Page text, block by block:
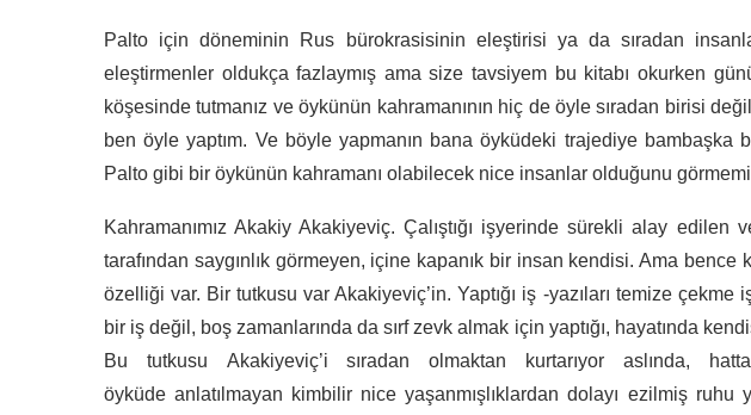
Palto için döneminin Rus bürokrasisinin eleştirisi ya da sıradan
eleştirmenler oldukça fazlaymış ama size tavsiyem bu kitabı okurken
köşesinde tutmanız ve öykünün kahramanının hiç de öyle sıradan birisi
ben öyle yaptım. Ve böyle yapmanın bana öyküdeki trajediye bambaşka
Palto gibi bir öykünün kahramanı olabilecek nice insanlar olduğunu görmemi
Kahramanımız Akakiy Akakiyeviç. Çalıştığı işyerinde sürekli alay edilen
tarafından saygınlık görmeyen, içine kapanık bir insan kendisi. Ama bence
özelliği var. Bir tutkusu var Akakiyeviç’in. Yaptığı iş -yazıları temize
bir iş değil, boş zamanlarında da sırf zevk almak için yaptığı, hayatında
Bu tutkusu Akakiyeviç’i sıradan olmaktan kurtarıyor aslında,
öyküde anlatılmayan kimbilir nice yaşanmışlıklardan dolayı ezilmiş ruhu